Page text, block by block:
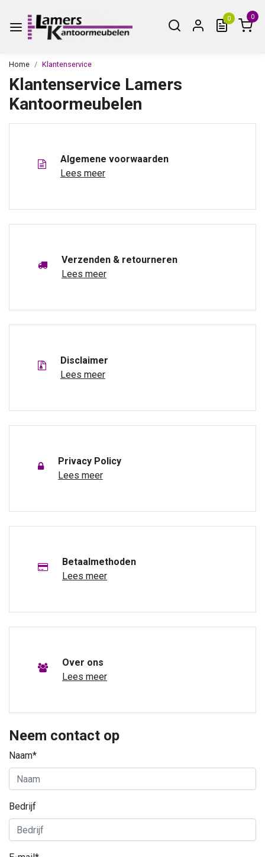
0 0
Home Klantenservice
Klantenservice Lamers
Kantoormeubelen
Algemene voorwaarden
Lees meer
Verzenden & retourneren
Lees meer
Disclaimer
Lees meer
Privacy Policy
Lees meer
Betaalmethoden
Lees meer
Over ons
Lees meer
Neem contact op
Naam*
Bedrijf